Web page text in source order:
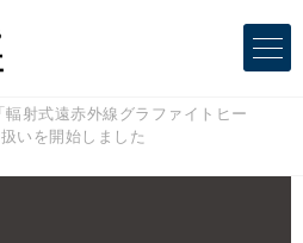
射式遠赤外線グラファイトヒー
いを開始しました